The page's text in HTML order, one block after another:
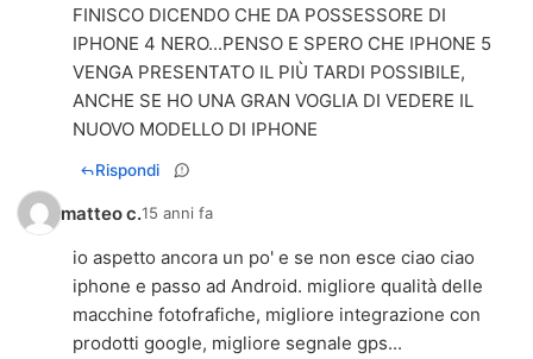
FINISCO DICENDO CHE DA POSSESSORE DI
IPHONE 4 NERO...PENSO E SPERO CHE IPHONE 5
VENGA PRESENTATO IL PIÙ TARDI POSSIBILE,
ANCHE SE HO UNA GRAN VOGLIA DI VEDERE IL
NUOVO MODELLO DI IPHONE
Rispondi
matteo c.15 anni fa
io aspetto ancora un po' e se non esce ciao ciao
iphone e passo ad Android. migliore qualità delle
macchine fotofrafiche, migliore integrazione con
prodotti google, migliore segnale gps...